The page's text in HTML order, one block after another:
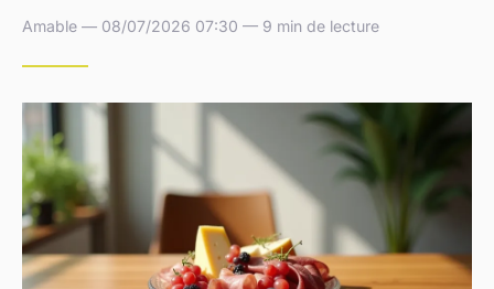
Amable — 08/07/2026 07:30 — 9 min de lecture